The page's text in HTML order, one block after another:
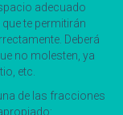
adecuado
te permitirán
Deberá
no molesten, ya
etc.
de las fracciones